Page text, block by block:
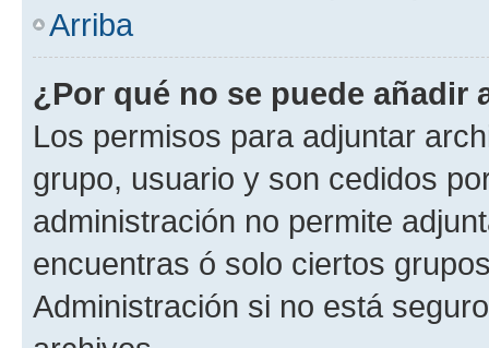
Arriba
¿Por qué no se puede añadir
Los permisos para adjuntar
grupo, usuario y son cedidos
administración no permite
encuentras ó solo ciertos
Administración si no está